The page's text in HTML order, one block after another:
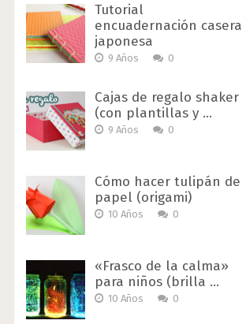
Tutorial
encuadernación casera
japonesa
9 Años 0
Cajas de regalo shaker
(con plantillas y …
9 Años 0
Cómo hacer tulipán de
papel (origami)
10 Años 0
«Frasco de la calma»
para niños (brilla …
10 Años 0